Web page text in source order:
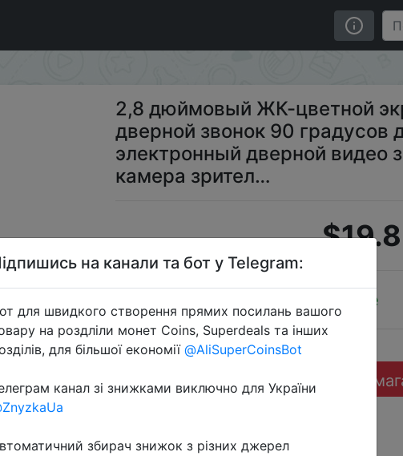
звонок 90 градусов дверной Звонок электронный
2,8 дюймовый ЖК-цветной
дверной звонок 90 градусов
электронный дверной видео
камера зрител…
$19.8
Sale
Перейти до
на канали та бот у Telegram:
для швидкого створення прямих посилань вашого
на роздліли монет Coins, Superdeals та інших
для більшої економії @AliSuperCoinsBot
канал зі знижками виключно для України
збирач знижок з різних джерел